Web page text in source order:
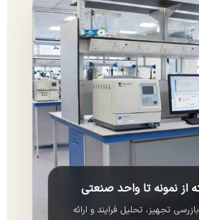
از نمونه تا واحد صنعتی
تجهیز، تحلیل فرایند و ارائه